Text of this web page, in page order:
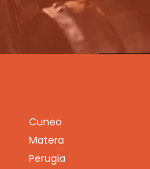
Cuneo
Matera
Perugia